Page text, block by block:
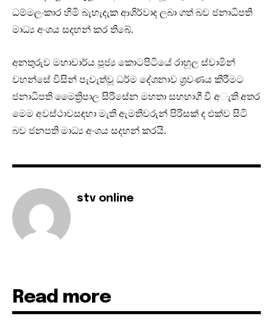
ධම්මලංකාර හිමි බැහැදැක ආශිර්වාද ලබා ගත් බව ජනාධිපති
මාධ්‍ය අංශය සදහන් කර තිබේ.
අනතුරුව මහාචාර්ය පූජ්‍ය කොටපිටියේ රාහුල ස්වාමින්
වහන්සේ විසින් පැවැත්වූ ධර්ම දේශනාව ශ්‍රවණය කිරීමට
ජනාධිපති මෛත්‍රිපාල සිරිසේන මහතා සහභාගී වී අැති අතර
මෙම අවස්ථාවසඳහා මැති ඇමතිවරුන් පිරිසක් ද එක්ව සිටි
බව ජනපති මාධ්‍ය අංශය සදහන් කරයි.
stv online
Read more